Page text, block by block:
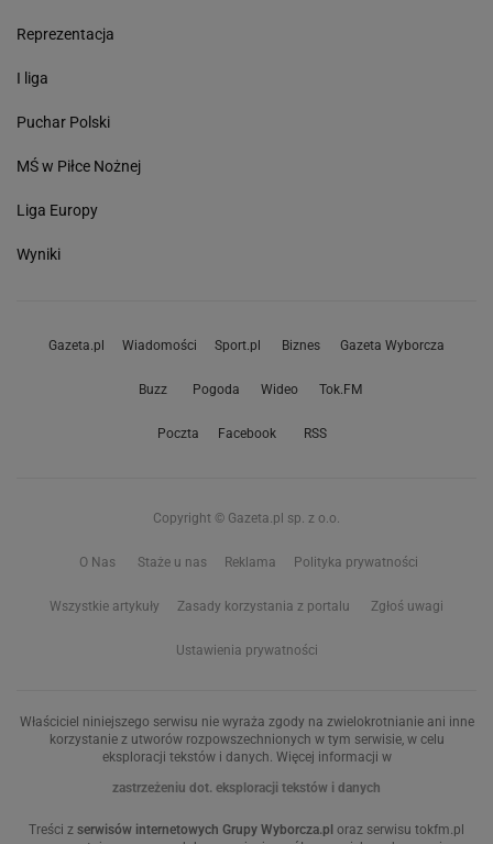
Reprezentacja
I liga
Puchar Polski
MŚ w Piłce Nożnej
Liga Europy
Wyniki
Gazeta.pl Wiadomości Sport.pl Biznes Gazeta Wyborcza
Buzz Pogoda Wideo Tok.FM
Poczta Facebook RSS
Copyright © Gazeta.pl sp. z o.o.
O Nas Staże u nas Reklama Polityka prywatności
Wszystkie artykuły Zasady korzystania z portalu Zgłoś uwagi
Ustawienia prywatności
Właściciel niniejszego serwisu nie wyraża zgody na zwielokrotnianie ani inne
korzystanie z utworów rozpowszechnionych w tym serwisie, w celu
eksploracji tekstów i danych. Więcej informacji w
zastrzeżeniu dot. eksploracji tekstów i danych
Treści z serwisów internetowych Grupy Wyborcza.pl oraz serwisu tokfm.pl